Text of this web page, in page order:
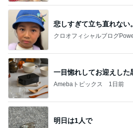
悲しすぎて立ち直れない。
クロオフィシャルブログ
一目惚れしてお迎えした
Amebaトピックス 1日前
明日は1人で